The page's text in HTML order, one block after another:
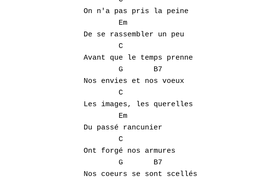
On n'a pas pris la peine
De se rassembler un peu
Avant que le temps prenne
Nos envies et nos voeux
Les images, les querelles
Du passé rancunier
Ont forgé nos armures
Nos coeurs se sont scellés